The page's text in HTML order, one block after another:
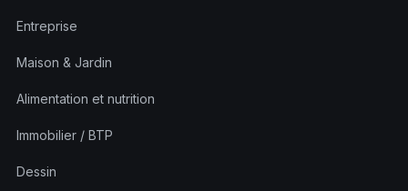
Entreprise
Maison & Jardin
Alimentation et nutrition
Immobilier / BTP
Dessin